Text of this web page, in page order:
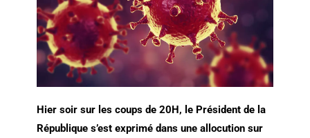
Hier soir sur les coups de 20H, le Président de la
République s’est exprimé dans une allocution sur